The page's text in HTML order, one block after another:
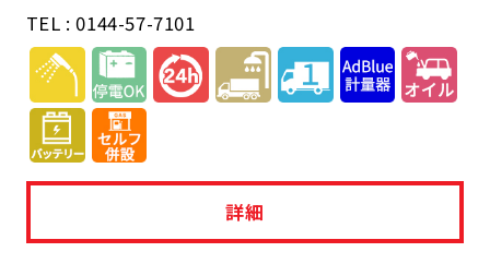
TEL : 0144-57-7101
詳細